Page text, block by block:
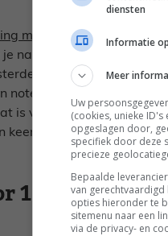
met chili en gember
.
namelijk briljante
noten met honing! Ik
(met heel veel
is verbluffend. Een vol
keer of 4 de oven
1 bakje
diensten
Informatie
Meer
Uw
(cookies, unieke
opgeslagen door,
specifiek door deze
precieze
Bepaalde
van
opties hieronder te
sitemenu naar een
via de privacy- en